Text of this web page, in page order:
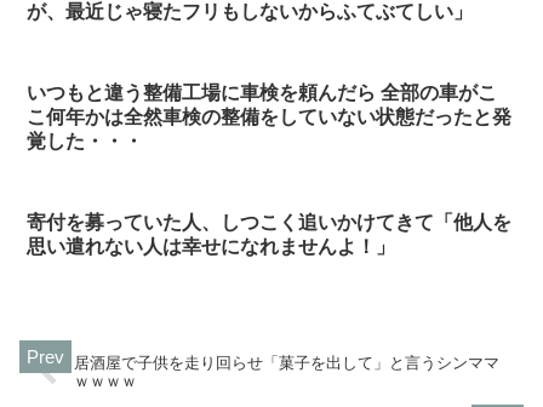
が、最近じゃ寝たフリもしないからふてぶてしい」
いつもと違う整備工場に車検を頼んだら 全部の車がこ
こ何年かは全然車検の整備をしていない状態だったと発
覚した・・・
寄付を募っていた人、しつこく追いかけてきて「他人を
思い遣れない人は幸せになれませんよ！」
居酒屋で子供を走り回らせ「菓子を出して」と言うシンママ
ｗｗｗｗ